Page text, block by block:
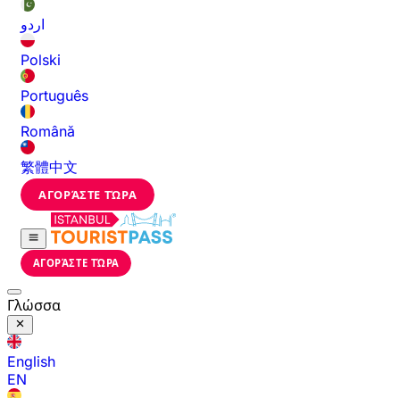
اردو
Polski
Português
Română
繁體中文
ΑΓΟΡΆΣΤΕ ΤΏΡΑ
ΑΓΟΡΆΣΤΕ ΤΏΡΑ
Γλώσσα
English
EN